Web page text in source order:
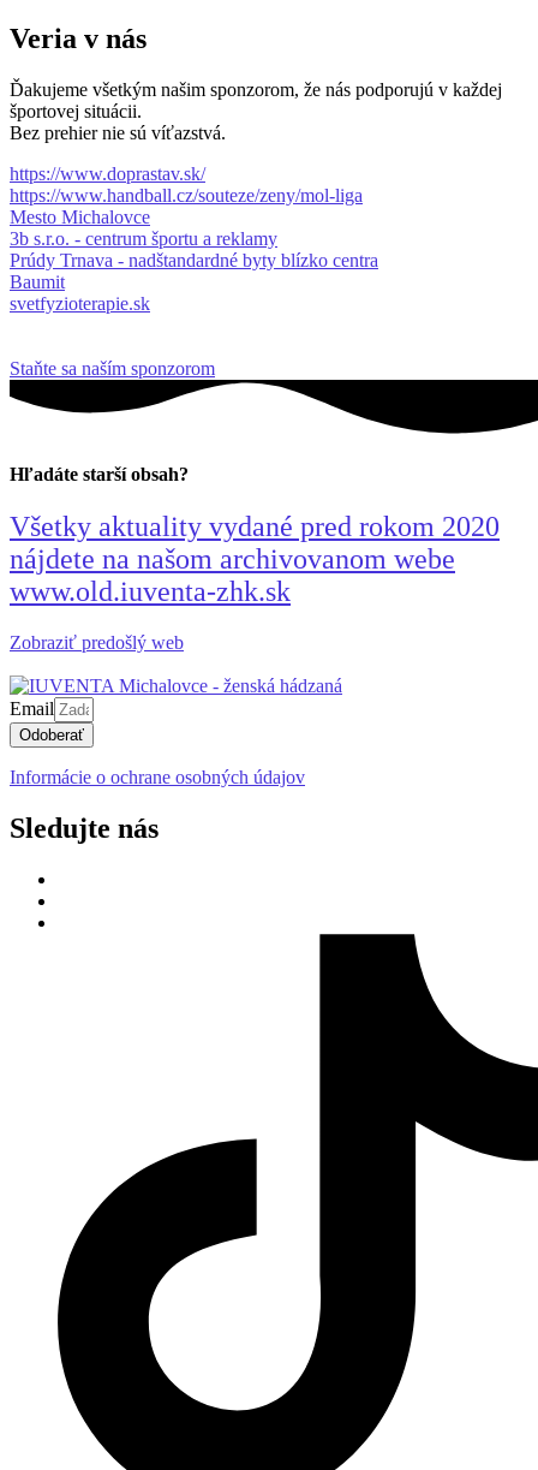
Veria v nás
Ďakujeme všetkým našim sponzorom, že nás podporujú v každej
športovej situácii.
Bez prehier nie sú víťazstvá.
https://www.doprastav.sk/
https://www.handball.cz/souteze/zeny/mol-liga
Mesto Michalovce
3b s.r.o. - centrum športu a reklamy
Prúdy Trnava - nadštandardné byty blízko centra
Baumit
svetfyzioterapie.sk
Staňte sa naším sponzorom
Hľadáte starší obsah?
Všetky aktuality vydané pred rokom 2020
nájdete na našom archivovanom webe
www.old.iuventa-zhk.sk
Zobraziť predošlý web
Email
Odoberať
Informácie o ochrane osobných údajov
Sledujte nás